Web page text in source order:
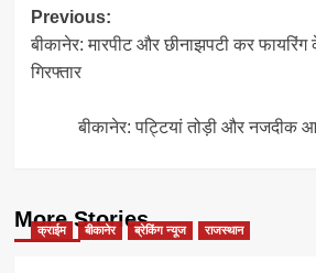
Post
navigation
Previous:
बीकानेर: मारपीट और छीनाझपटी कर फायरिंग
गिरफ्तार
बीकानेर: पट्टियां तोड़ी और नजदीक
More Stories
क्राईम बीकानेर ब्रेकिंग न्यूज राजस्थान